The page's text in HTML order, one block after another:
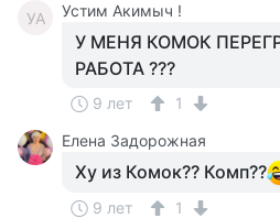
УА Устим Акимыч !
У МЕНЯ КОМОК
РАБОТА ???
9 лет
1
Елена Задорожная
Ху из Комок?? Комп??
9 лет 1